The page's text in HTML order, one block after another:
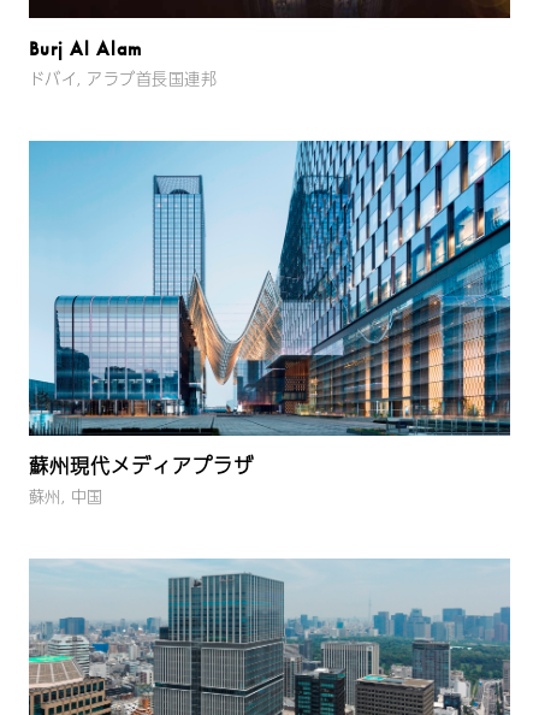
Burj Al Alam
ドバイ, アラブ首長国連邦
蘇州現代メディアプラザ
蘇州, 中国